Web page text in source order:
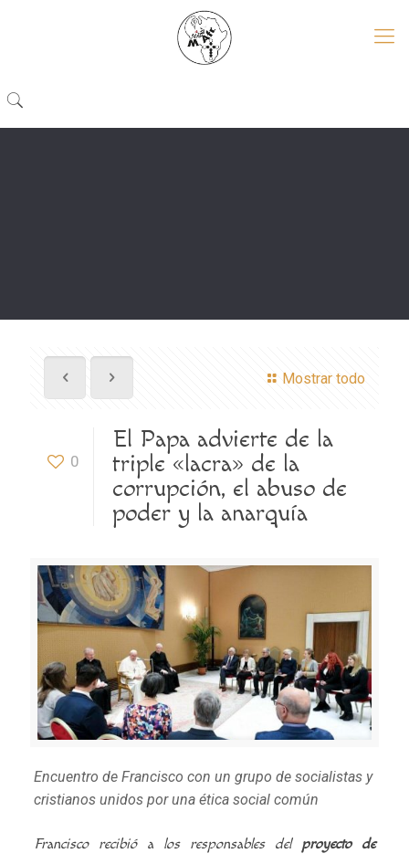
Mostrar todo
0
El Papa advierte de la
triple «lacra» de la
corrupción, el abuso de
poder y la anarquía
Encuentro de Francisco con un grupo de socialistas y
cristianos unidos por una ética social común
Francisco recibió a los responsables del proyecto de